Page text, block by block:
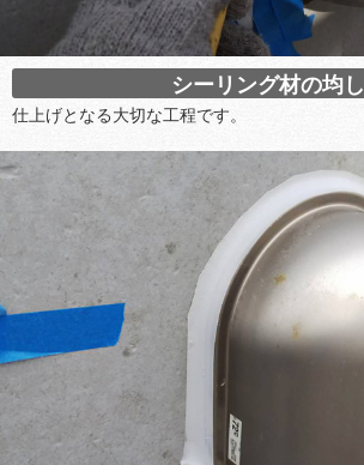
シーリング材の均し
仕上げとなる大切な工程です。